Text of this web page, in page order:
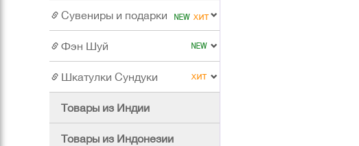
Сувениры и подарки
Фэн Шуй
Шкатулки Сундуки
Товары из Индии
Товары из Индонезии